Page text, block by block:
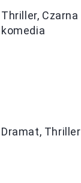
Thriller, Czarna
komedia
Dramat, Thriller